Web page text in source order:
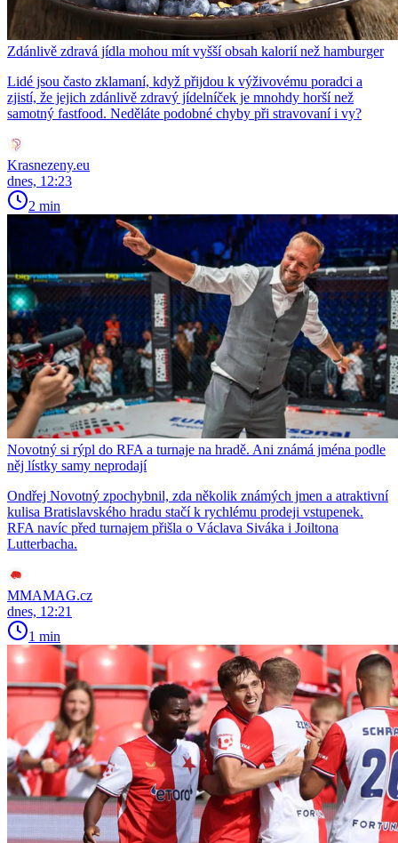
Zdánlivě zdravá jídla mohou mít vyšší obsah kalorií než hamburger
Lidé jsou často zklamaní, když přijdou k výživovému poradci a
zjistí, že jejich zdánlivě zdravý jídelníček je mnohdy horší než
samotný fastfood. Neděláte podobné chyby při stravovaní i vy?
Krasnezeny.eu
dnes, 12:23
2 min
Novotný si rýpl do RFA a turnaje na hradě. Ani známá jména podle
něj lístky samy neprodají
Ondřej Novotný zpochybnil, zda několik známých jmen a atraktivní
kulisa Bratislavského hradu stačí k rychlému prodeji vstupenek.
RFA navíc před turnajem přišla o Václava Siváka i Joiltona
Lutterbacha.
MMAMAG.cz
dnes, 12:21
1 min